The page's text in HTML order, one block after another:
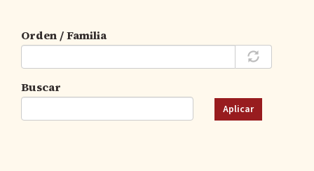
Orden / Familia
Buscar
Aplicar